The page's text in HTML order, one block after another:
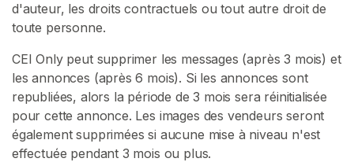
d'auteur, les droits contractuels ou tout autre droit de
toute personne.
CEI Only peut supprimer les messages (après 3 mois) et
les annonces (après 6 mois). Si les annonces sont
republiées, alors la période de 3 mois sera réinitialisée
pour cette annonce. Les images des vendeurs seront
également supprimées si aucune mise à niveau n'est
effectuée pendant 3 mois ou plus.